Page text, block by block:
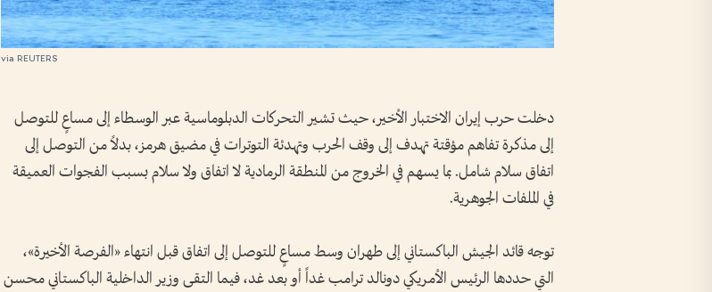
via REUTERS
دخلت حرب إيران الاختبار الأخير، حيث تشير التحركات الدبلوماسية عبر الوسطاء إلى مساعٍ للتوصل
إلى مذكرة تفاهم مؤقتة تهدف إلى وقف الحرب وتهدئة التوترات في مضيق هرمز، بدلاً من التوصل إلى
اتفاق سلام شامل. بما يسهم في الخروج من المنطقة الرمادية لا اتفاق ولا سلام بسبب الفجوات العميقة
في الملفات الجوهرية.
توجه قائد الجيش الباكستاني إلى طهران وسط مساعٍ للتوصل إلى اتفاق قبل انتهاء «الفرصة الأخيرة»،
التي حددها الرئيس الأمريكي دونالد ترامب غداً أو بعد غد، فيما التقى وزير الداخلية الباكستاني محسن